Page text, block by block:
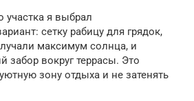
участка я выбрал
сетку рабицу для грядок,
максимум солнца, и
забор вокруг террасы. Это
зону отдыха и не затенять